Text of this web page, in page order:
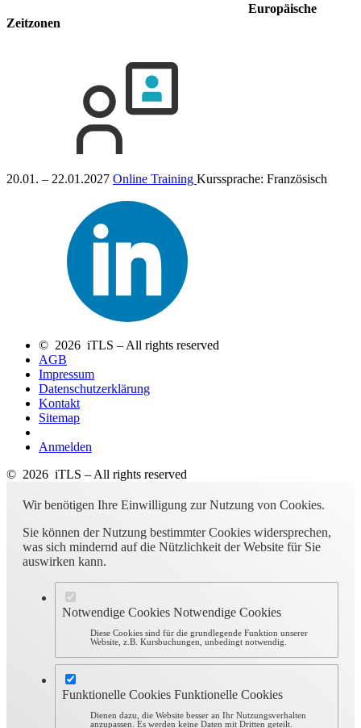
Europäische
Zeitzonen
20.01. – 22.01.2027 Online Training Kurssprache: Französisch
© 2026 iTLS – All rights reserved
AGB
Impressum
Datenschutzerklärung
Kontakt
Sitemap
Anmelden
© 2026 iTLS – All rights reserved
Wir benötigen Ihre Einwilligung zur Nutzung von Cookies.
Sie können der Nutzung bestimmter Cookies widersprechen,
was sich mindernd auf die Nützlichkeit der Website für Sie
auswirken kann.
Notwendige Cookies Notwendige Cookies
Diese Cookies sind für die grundlegende Funktion unserer
Website, z.B. Kursbuchungen, unbedingt notwendig.
Funktionelle Cookies Funktionelle Cookies
Dienen dazu, die Website besser an Ihr Nutzungsverhalten
anzupassen. Es werden keine Daten mit Dritten geteilt.